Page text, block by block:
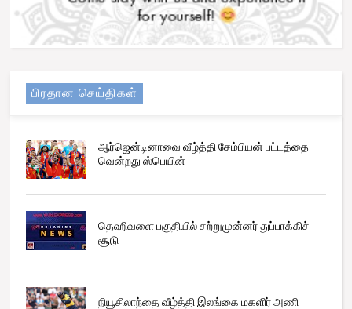
பிரதான செய்திகள்
ஆர்ஜென்டினாவை வீழ்த்தி சேம்பியன் பட்டத்தை
வென்றது ஸ்பெயின்
தெஹிவளை பகுதியில் சற்றுமுன்னர் துப்பாக்கிச்
சூடு
நியூசிலாந்தை வீழ்த்தி இலங்கை மகளிர் அணி